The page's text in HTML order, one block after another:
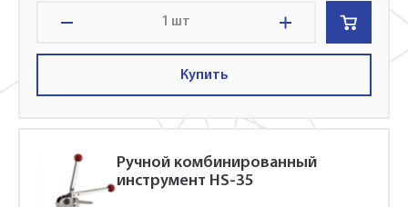
шт
Купить
Ручной комбинированный
инструмент HS-35